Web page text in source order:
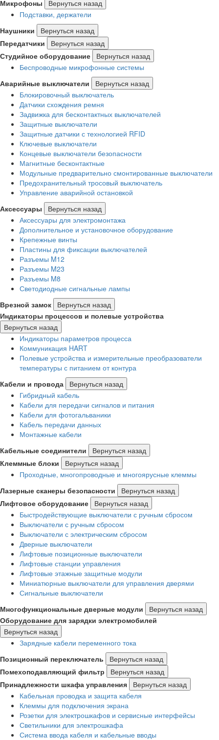
Микрофоны
Вернуться назад
Подставки, держатели
Наушники
Вернуться назад
Передатчики
Вернуться назад
Студийное оборудование
Вернуться назад
Беспроводные микрофонные системы
Аварийные выключатели
Вернуться назад
Блокировочный выключатель
Датчики схождения ремня
Задвижка для бесконтактных выключателей
Защитные выключатели
Защитные датчики с технологией RFID
Ключевые выключатели
Концевые выключатели безопасности
Магнитные бесконтактные
Модульные предварительно смонтированные выключатели
Предохранительный тросовый выключатель
Управление аварийной остановкой
Аксессуары
Вернуться назад
Аксессуары для электромонтажа
Дополнительное и установочное оборудование
Крепежные винты
Пластины для фиксации выключателей
Разъемы M12
Разъемы M23
Разъемы M8
Светодиодные сигнальные лампы
Врезной замок
Вернуться назад
Индикаторы процессов и полевые устройства
Вернуться назад
Индикаторы параметров процесса
Коммуникация HART
Полевые устройства и измерительные преобразователи
температуры с питанием от контура
Кабели и провода
Вернуться назад
Гибридный кабель
Кабели для передачи сигналов и питания
Кабели для фотогальваники
Кабель передачи данных
Монтажные кабели
Кабельные соединители
Вернуться назад
Клеммные блоки
Вернуться назад
Проходные, многопроводные и многоярусные клеммы
Лазерные сканеры безопасности
Вернуться назад
Лифтовое оборудование
Вернуться назад
Быстродействующие выключатели с ручным сбросом
Выключатели с ручным сбросом
Выключатели с электрическим сбросом
Дверные выключатели
Лифтовые позиционные выключатели
Лифтовые станции управления
Лифтовые этажные защитные модули
Миниатюрные выключатели для управления дверями
Сигнальные выключатели
Многофункциональные дверные модули
Вернуться назад
Оборудование для зарядки электромобилей
Вернуться назад
Зарядные кабели переменного тока
Позиционный переключатель
Вернуться назад
Помехоподавляющий фильтр
Вернуться назад
Принадлежности шкафа управления
Вернуться назад
Кабельная проводка и защита кабеля
Клеммы для подключения экрана
Розетки для электрошкафов и сервисные интерфейсы
Светильники для электрошкафа
Система ввода кабеля и кабельные вводы